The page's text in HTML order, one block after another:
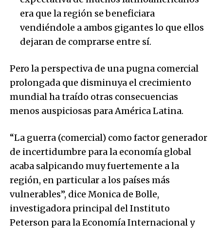
era que la región se beneficiara
vendiéndole a ambos gigantes lo que ellos
dejaran de comprarse entre sí.
Pero la perspectiva de una pugna comercial
prolongada que disminuya el crecimiento
mundial ha traído otras consecuencias
menos auspiciosas para América Latina.
“La guerra (comercial) como factor generador
de incertidumbre para la economía global
acaba salpicando muy fuertemente a la
región, en particular a los países más
vulnerables”, dice Monica de Bolle,
investigadora principal del Instituto
Peterson para la Economía Internacional y